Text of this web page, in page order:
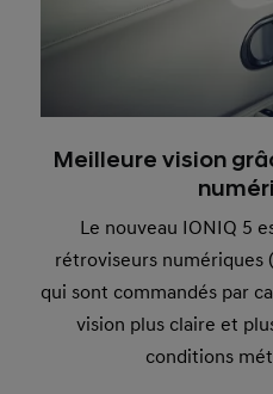
Meilleure vision
Le nouveau IONIQ 5
rétroviseurs numériques
qui sont commandés par
vision plus claire et
conditions